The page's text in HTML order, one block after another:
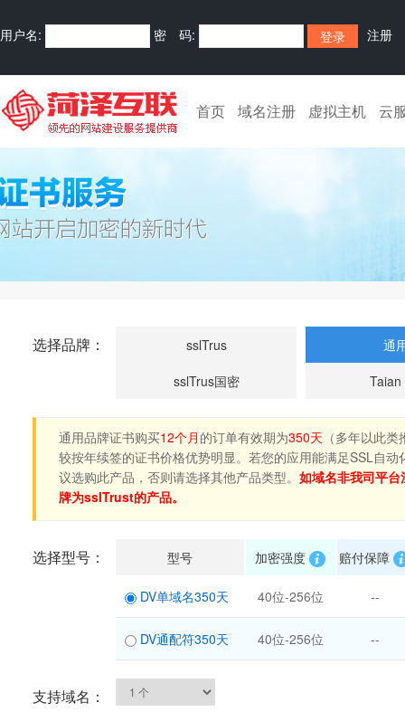
用户名: 密 码: 注册
首页 域名注册 虚拟主机 云
选择品牌： sslTrus
通
sslTrus国密
Taian
通用品牌证书购买12个月 的订单有效期为350天 （多年以此
较按年续签的证书价格优势明显。若您的应用能满足SSL自
议选购此产品，否则请选择其他产品类型。 如域名非我司平
牌为sslTrust的产品。
选择型号： 型号 加密强度 赔付保障
DV单域名350天 40位-256位 --
DV通配符350天 40位-256位 --
支持域名：